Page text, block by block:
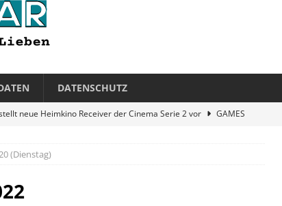
DATENSCHUTZ
neue Heimkino Receiver der Cinema Serie 2 vor
GAMES
3-in-1 Magnetic Charging Station im Test: Eine Ladestation für
(Dienstag)